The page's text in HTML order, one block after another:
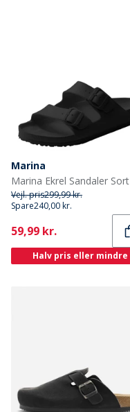
Marina
Marina Ekrel Sandaler Sort
Vejl. pris299,99 kr.
Spare240,00 kr.
Current
59,99 kr.
Halv pris eller mindre